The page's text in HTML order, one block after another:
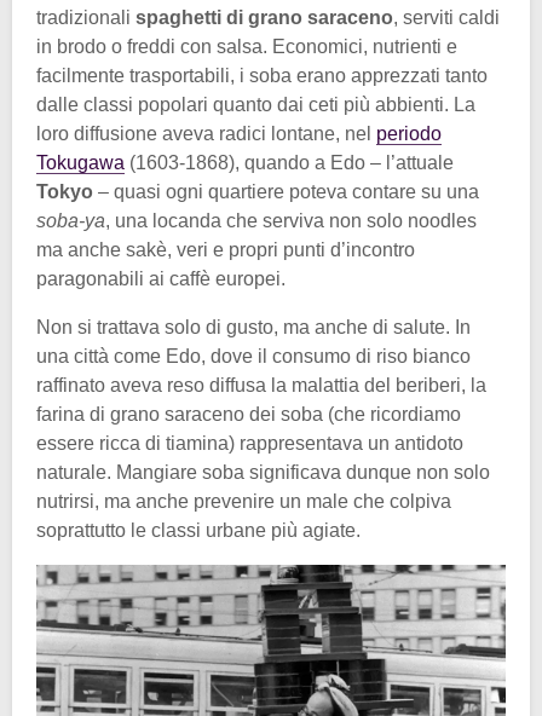
tradizionali spaghetti di grano saraceno, serviti caldi
in brodo o freddi con salsa. Economici, nutrienti e
facilmente trasportabili, i soba erano apprezzati tanto
dalle classi popolari quanto dai ceti più abbienti. La
loro diffusione aveva radici lontane, nel periodo
Tokugawa (1603-1868), quando a Edo – l’attuale
Tokyo – quasi ogni quartiere poteva contare su una
soba-ya, una locanda che serviva non solo noodles
ma anche sakè, veri e propri punti d’incontro
paragonabili ai caffè europei.
Non si trattava solo di gusto, ma anche di salute. In
una città come Edo, dove il consumo di riso bianco
raffinato aveva reso diffusa la malattia del beriberi, la
farina di grano saraceno dei soba (che ricordiamo
essere ricca di tiamina) rappresentava un antidoto
naturale. Mangiare soba significava dunque non solo
nutrirsi, ma anche prevenire un male che colpiva
soprattutto le classi urbane più agiate.